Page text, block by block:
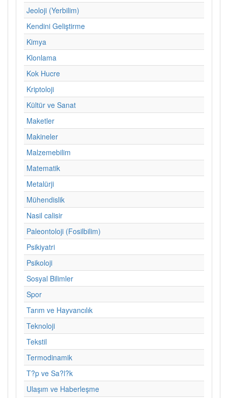
Jeoloji (Yerbilim)
Kendini Geliştirme
Kimya
Klonlama
Kok Hucre
Kriptoloji
Kültür ve Sanat
Maketler
Makineler
Malzemebilim
Matematik
Metalürji
Mühendislik
Nasil calisir
Paleontoloji (Fosilbilim)
Psikiyatri
Psikoloji
Sosyal Bilimler
Spor
Tarım ve Hayvancılık
Teknoloji
Tekstil
Termodinamik
T?p ve Sa?l?k
Ulaşım ve Haberleşme